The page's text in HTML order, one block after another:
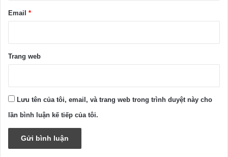
Email *
Trang web
Lưu tên của tôi, email, và trang web trong trình duyệt này cho
lần bình luận kế tiếp của tôi.